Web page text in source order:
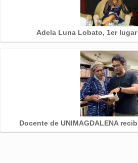
Adela Luna Lobato, 1er
Docente de UNIMAGDALENA